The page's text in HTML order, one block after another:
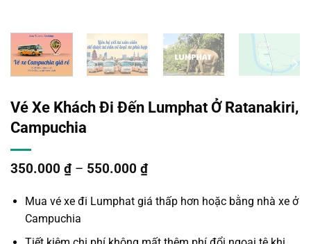
Vé Xe Khách Đi Đến Lumphat Ở Ratanakiri,
Campuchia
350.000 ₫ – 550.000 ₫
Mua vé xe đi Lumphatgiá thấp hơn hoặc bằng nhà xe ở
Campuchia